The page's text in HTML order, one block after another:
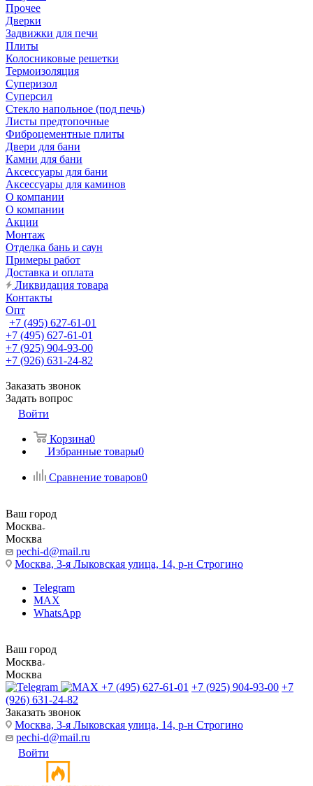
Прочее
Дверки
Задвижки для печи
Плиты
Колосниковые решетки
Термоизоляция
Суперизол
Суперсил
Стекло напольное (под печь)
Листы предтопочные
Фиброцементные плиты
Двери для бани
Камни для бани
Аксессуары для бани
Аксессуары для каминов
О компании
О компании
Акции
Монтаж
Отделка бань и саун
Примеры работ
Доставка и оплата
Ликвидация товара
Контакты
Опт
+7 (495) 627-61-01
+7 (495) 627-61-01
+7 (925) 904-93-00
+7 (926) 631-24-82
Заказать звонок
Задать вопрос
Войти
Корзина0
Избранные товары0
Сравнение товаров0
Ваш город
Москва
Москва
pechi-d@mail.ru
Москва, 3-я Лыковская улица, 14, р-н Строгино
Telegram
MAX
WhatsApp
Ваш город
Москва
Москва
+7 (495) 627-61-01 +7 (925) 904-93-00 +7
(926) 631-24-82
Заказать звонок
Москва, 3-я Лыковская улица, 14, р-н Строгино
pechi-d@mail.ru
Войти